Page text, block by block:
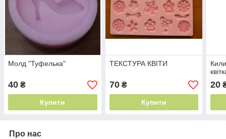
Молд "Туфелька"
40 ₴
Купити
ТЕКСТУРА КВІТИ
70₴
Купити
20
Про нас